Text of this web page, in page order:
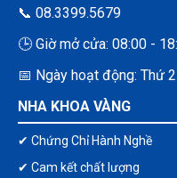
📞 08.3399.5679
🕒 Giờ mở cửa: 08:00 -
📅 Ngày hoạt động: Thứ
NHA KHOA VÀNG
✔ Chứng Chỉ Hành Nghề
✔ Cam kết chất lượng